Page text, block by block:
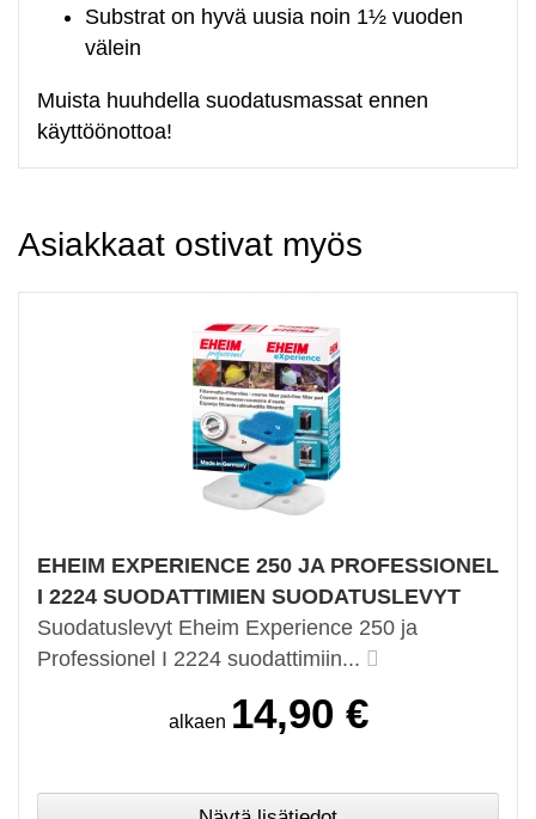
Substrat on hyvä uusia noin 1½ vuoden
välein
Muista huuhdella suodatusmassat ennen
käyttöönottoa!
Asiakkaat ostivat myös
EHEIM EXPERIENCE 250 JA PROFESSIONEL
I 2224 SUODATTIMIEN SUODATUSLEVYT
Suodatuslevyt Eheim Experience 250 ja
Professionel I 2224 suodattimiin...
alkaen 14,90 €